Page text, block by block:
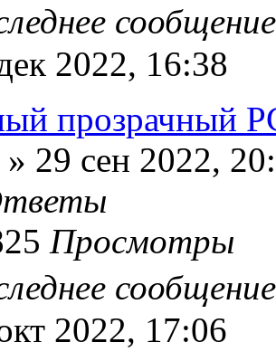
2022, 16:38
прозрачный
» 29 сен 2022,
Просмотры
2022, 17:06